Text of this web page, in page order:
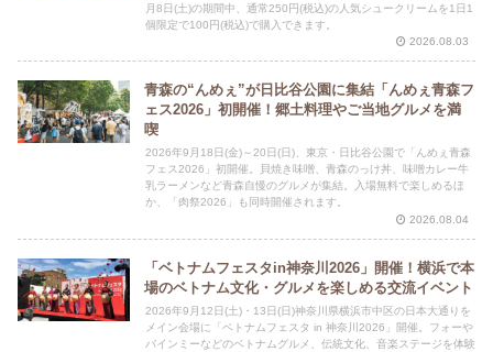
月8日(土)の期間中、通常250円(税込)の人気シュークリームを1日1
個限定で100円(税込)で購入できます。
2026.08.03
青森の“んめぇ”が日比谷公園に集結「んめぇ青森フ
ェス2026」初開催！郷土料理やご当地グルメを満
喫
2026年9月18日(金)～20日(日)、東京・日比谷公園で「んめぇ青森
フェス2026」初開催。貝焼き味噌、青森のっけ丼、味噌カレー牛
乳ラーメンなど青森自慢のグルメが集結。入場無料で楽しめるほ
か、「肉祭2026」も同時開催されます。
2026.08.04
「ベトナムフェスタin神奈川2026」開催！横浜で本
場のベトナム文化・グルメを楽しめる交流イベント
2026年9月12日(土)・13日(日)神奈川県横浜市中区の日本大通りを
メイン会場に「ベトナムフェスタ in 神奈川2026」開催。フォーや
バインミーなどのベトナムグルメ、伝統文化、音楽ステージを体験